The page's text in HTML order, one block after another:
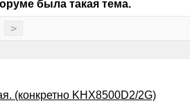
была такая тема.
>
(конкретно KHX8500D2/2G)